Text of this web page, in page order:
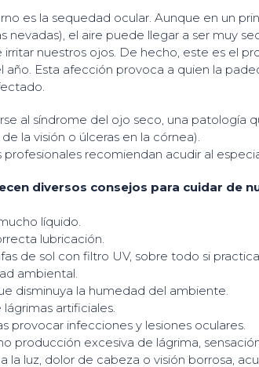
es la sequedad ocular. Aunque en un
nevadas), el aire puede llegar a ser muy
nuestros ojos. De hecho, este es el
Esta afección provoca a quien la
al síndrome del ojo seco, una patología
la visión o úlceras en la córnea).
recomiendan acudir al
diversos consejos para cuidar de
líquido.
lubricación.
de sol con filtro UV, sobre todo si
ambiental.
disminuya la humedad del ambiente.
artificiales.
provocar infecciones y lesiones oculares.
producción excesiva de lágrima,
la luz, dolor de cabeza o visión borrosa,